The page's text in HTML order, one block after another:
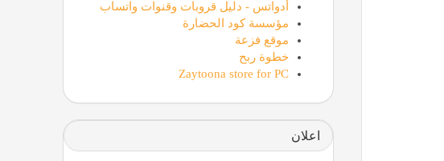
أدواتس - دليل قروبات وقنوات واتساب
مؤسسة كود الحضارة
موقع فزعة
خطوة ربح
Zaytoona store for PC
اعلان